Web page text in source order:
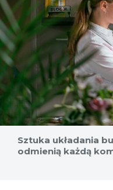
Sztuka układania
odmienią każdą